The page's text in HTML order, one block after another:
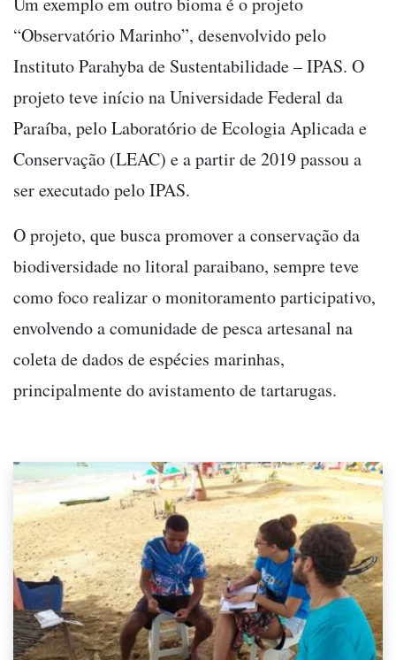
“Observatório Marinho”, desenvolvido pelo
Instituto Parahyba de Sustentabilidade – IPAS. O
projeto teve início na Universidade Federal da
Paraíba, pelo Laboratório de Ecologia Aplicada e
Conservação (LEAC) e a partir de 2019 passou a
ser executado pelo IPAS.
O projeto, que busca promover a conservação da
biodiversidade no litoral paraibano, sempre teve
como foco realizar o monitoramento participativo,
envolvendo a comunidade de pesca artesanal na
coleta de dados de espécies marinhas,
principalmente do avistamento de tartarugas.